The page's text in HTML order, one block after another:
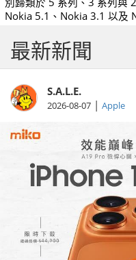
Nokia 5.1、Nokia 3.1 以及
最新新聞
S.A.L.E.
2026-08-07 | Apple